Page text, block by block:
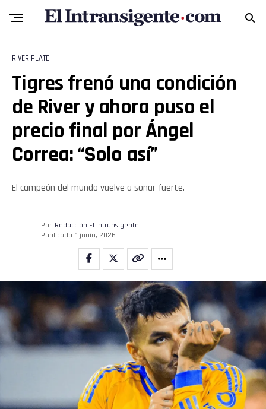
RIVER PLATE
Tigres frenó una condición
de River y ahora puso el
precio final por Ángel
Correa: “Solo así”
El campeón del mundo vuelve a sonar fuerte.
Por Redacción El intransigente
Publicado 1 junio, 2026